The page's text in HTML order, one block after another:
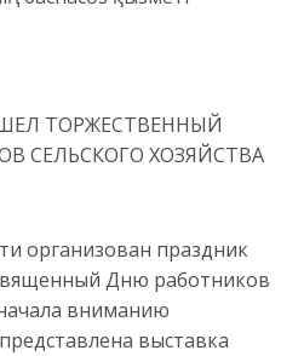
ТОРЖЕСТВЕННЫЙ
СЕЛЬСКОГО ХОЗЯЙСТВА
организован праздник
Дню работников
вниманию
выставка